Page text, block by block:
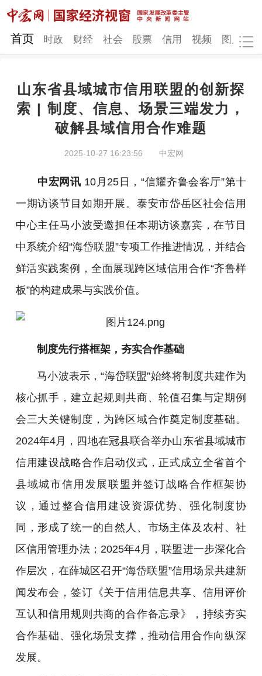
网站地图
时政 财经 社会 股票
视频 图片
中宏研究 营商环境
地方发展
首页 时政 财经 社会 股票 信用 视频 图片
山东省县域城市信用联盟的创新探
索 | 制度、信息、场景三端发力，
破解县域信用合作难题
2025-10-27 16:23:56 中宏网
中宏网讯 10月25日，“信耀齐鲁会客厅”第十
一期访谈节目如期开展。泰安市岱岳区社会信用
中心主任马小波受邀担任本期访谈嘉宾，在节目
中系统介绍“海岱联盟”专项工作推进情况，并结合
鲜活实践案例，全面展现跨区域信用合作“齐鲁样
板”的构建成果与实践价值。
制度先行搭框架，夯实合作基础
马小波表示，“海岱联盟”始终将制度共建作为
核心抓手，建立起规则共商、轮值召集与定期例
会三大关键制度，为跨区域合作奠定制度基础。
2024年4月，四地在冠县联合举办山东省县域城市
信用建设战略合作启动仪式，正式成立全省首个
县域城市信用发展联盟并签订战略合作框架协
议，通过整合信用建设资源优势、强化制度协
同，形成了统一的自然人、市场主体及农村、社
区信用管理办法；2025年4月，联盟进一步深化合
作层次，在薛城区召开“海岱联盟”信用场景共建新
闻发布会，签订《关于信用信息共享、信用评价
互认和信用规则共商的合作备忘录》，持续夯实
合作基础、强化场景支撑，推动信用合作向纵深
发展。